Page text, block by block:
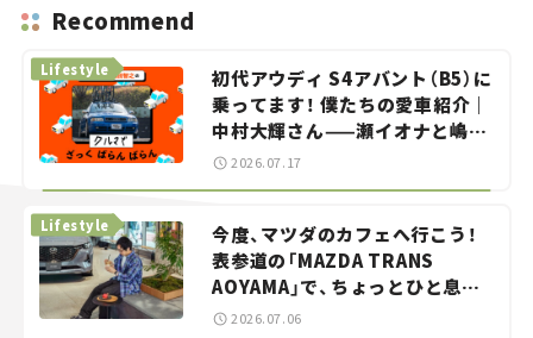
Recommend
初代アウディ S4アバント（B5）に
乗ってます！ 僕たちの愛車紹介｜
中村大輝さん——瀬イオナと嶋田
智之の「クルマでざっくばらんば
Lifestyle
2026.07.17
今度、マツダのカフェへ行こう！
表参道の「MAZDA TRANS
AOYAMA」で、ちょっとひと息。
——連載｜CCGとクルマでどうす
Lifestyle
2026.07.06